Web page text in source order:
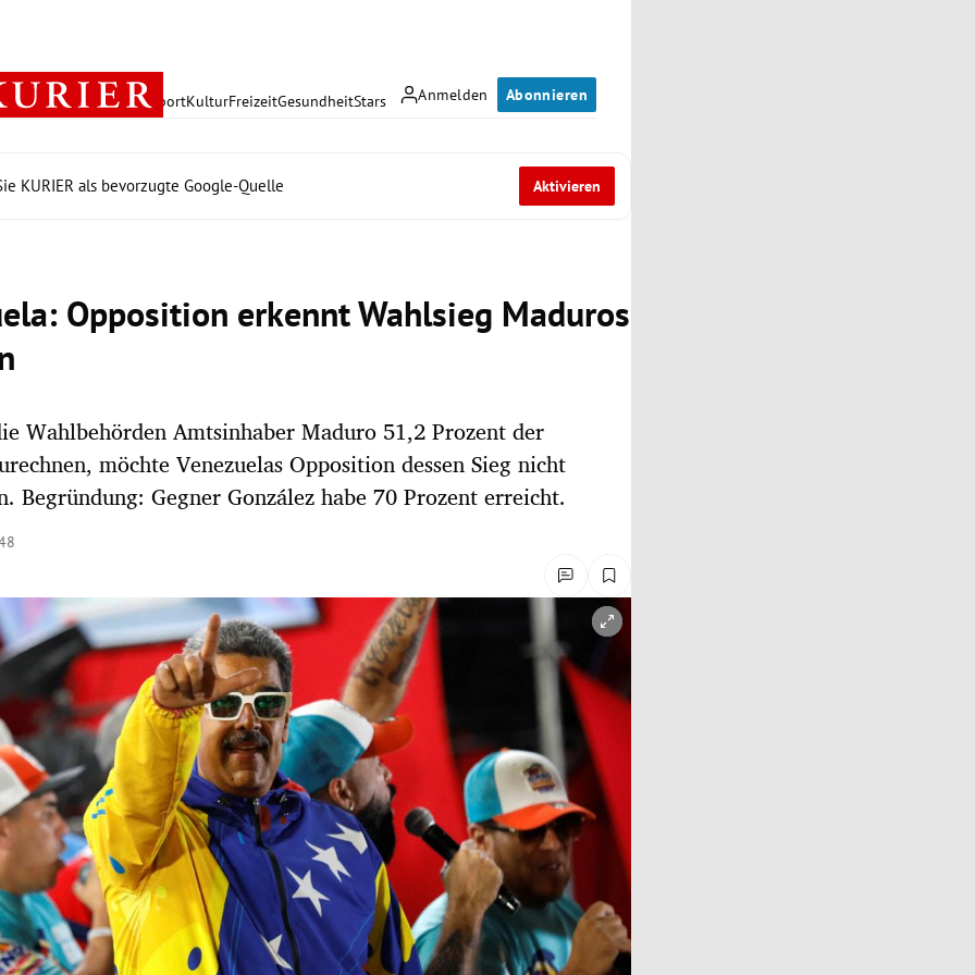
Anmelden Abonnieren
PolitikWirtschaft SportKulturFreizeitGesundheitStars
KURIER als bevorzugte Google-Quelle Aktivieren
Opposition erkennt Wahlsieg Maduros
Wahlbehörden Amtsinhaber Maduro 51,2 Prozent der
möchte Venezuelas Opposition dessen Sieg nicht
Begründung: Gegner González habe 70 Prozent erreicht.
öffnen/schließen